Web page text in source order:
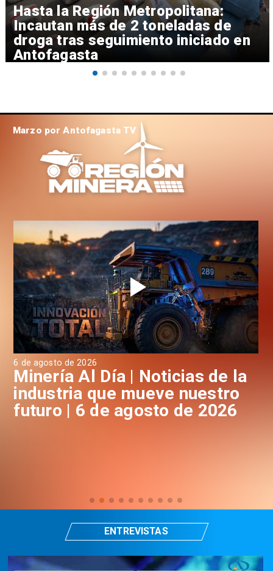
Hasta la Región Metropolitana:
Incautan más de 2 toneladas de
droga tras seguimiento iniciado en
Antofagasta
6 de agosto de 2026
Minería Al Día | Noticias de la
industria que mueve nuestro
futuro | 6 de agosto de 2026
Marzo por Antofagasta TV
ENTREVISTAS